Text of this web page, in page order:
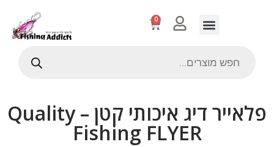
0
פלאייר דיג איכותי קטן – Quality
Fishing FLYER